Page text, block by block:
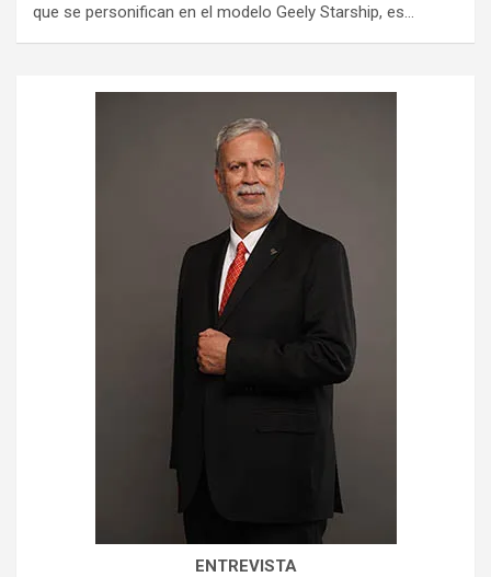
que se personifican en el modelo Geely Starship, es…
ENTREVISTA